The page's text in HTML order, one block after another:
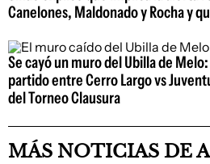
Canelones, Maldonado y Rocha y
Se cayó un muro del Ubilla de
partido entre Cerro Largo vs
del Torneo Clausura
MÁS NOTICIAS DE